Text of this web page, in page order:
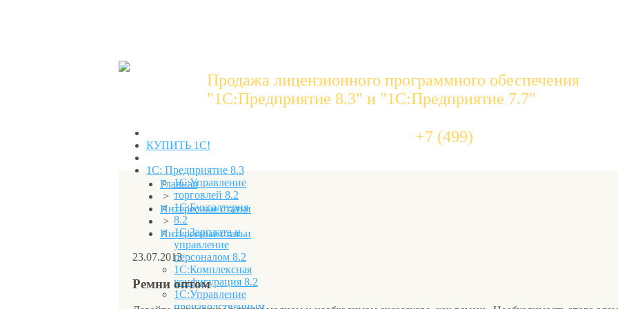
Продажа лицензионного программного обеспечения
"1C:Предприятие 8.3" и "1С:Предприятие 7.7"
+7 (499)
КУПИТЬ 1С!
1С: Предприятие 8.3
1С:Управление
торговлей 8.2
1С:Бухгалтерия
8.2
1С:Зарплата и
управление
персоналом 8.2
1С:Комплексная
конфигурация 8.2
1С:Управление
производственным
Главная
>
Интересные статьи
>
Интересные статьи
23.07.2013
Ремни оптом